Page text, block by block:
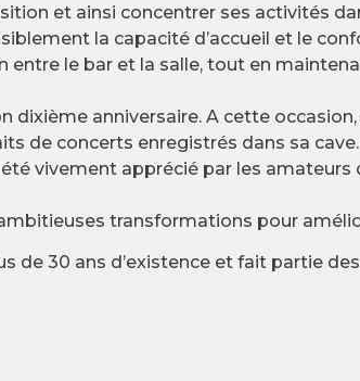
et ainsi concentrer ses activités
la capacité d’accueil et le
le bar et la salle, tout en
dixième anniversaire. A cette
de concerts enregistrés dans sa
vivement apprécié par les amateurs
transformations pour
de 30 ans d’existence et fait partie